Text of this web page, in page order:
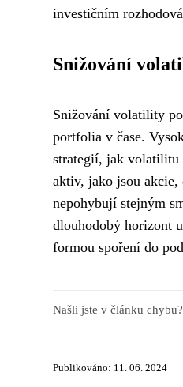
investičním
Snižování
Snižování volatility
portfolia v čase.
strategií, jak volatilitu
aktiv, jako jsou akcie,
nepohybují stejným
dlouhodobý horizont
formou spoření do
Našli jste v článku chybu?
Publikováno: 11. 06. 2024